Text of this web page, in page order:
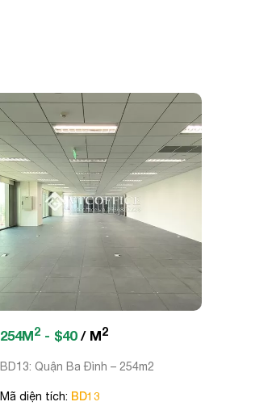
254M2 - $40/ M2
BD13: Quận Ba Đình – 254m2
Mã diện tích: BD13